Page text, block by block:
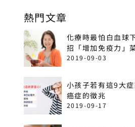
熱門文章
化療時最怕白血
招「增加免疫力」
2019-09-03
小孩子若有這9大
癌症的徵兆
2019-09-17